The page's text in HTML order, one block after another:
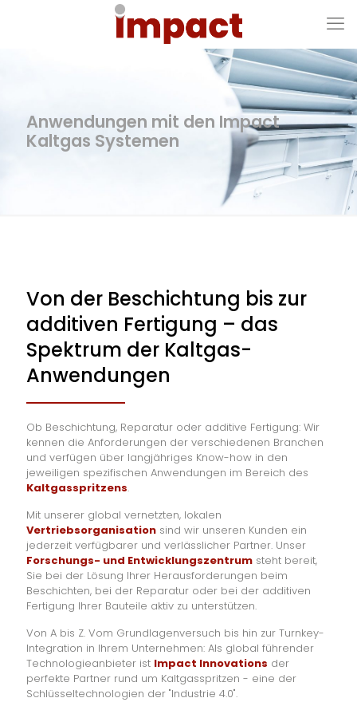
Anwendungen mit den Impact
Kaltgas Systemen
Von der Beschichtung bis zur
additiven Fertigung – das
Spektrum der Kaltgas-
Anwendungen
Ob Beschichtung, Reparatur oder additive Fertigung: Wir
kennen die Anforderungen der verschiedenen Branchen
und verfügen über langjähriges Know-how in den
jeweiligen spezifischen Anwendungen im Bereich des
Kaltgasspritzens.
Mit unserer global vernetzten, lokalen
Vertriebsorganisation sind wir unseren Kunden ein
jederzeit verfügbarer und verlässlicher Partner. Unser
Forschungs- und Entwicklungszentrum steht bereit,
Sie bei der Lösung Ihrer Herausforderungen beim
Beschichten, bei der Reparatur oder bei der additiven
Fertigung Ihrer Bauteile aktiv zu unterstützen.
Von A bis Z. Vom Grundlagenversuch bis hin zur Turnkey-
Integration in Ihrem Unternehmen: Als global führender
Technologieanbieter ist Impact Innovations der
perfekte Partner rund um Kaltgasspritzen - eine der
Schlüsseltechnologien der "Industrie 4.0".